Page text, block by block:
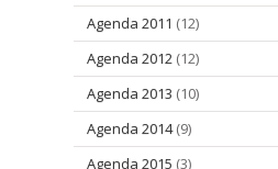
Agenda 2011 (12)
Agenda 2012 (12)
Agenda 2013 (10)
Agenda 2014(9)
Agenda 2015 (3)